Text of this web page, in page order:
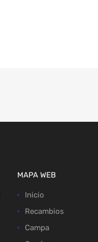
MAPA WEB
Inicio
Recambios
Campa